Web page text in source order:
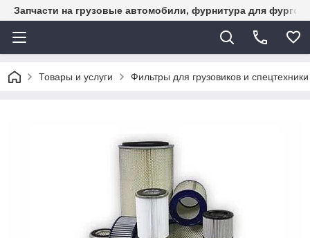
Запчасти на грузовые автомобили, фурнитура для
Товары и услуги Фильтры для грузовиков и спецтехники